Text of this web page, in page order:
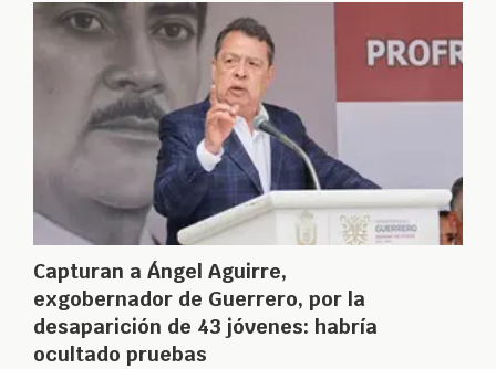
Capturan a Ángel Aguirre,
exgobernador de Guerrero, por la
desaparición de 43 jóvenes: habría
ocultado pruebas